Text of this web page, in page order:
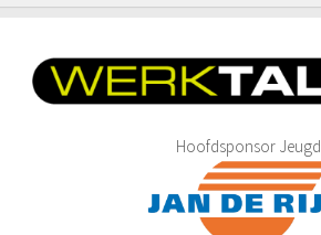
Hoofdsponsor Jeugd